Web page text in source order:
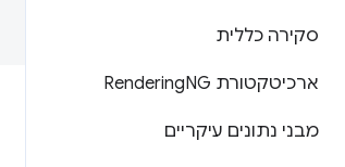
סקירה כללית
ארכיטקטורת Rendering NG
מבני נתונים עיקריים